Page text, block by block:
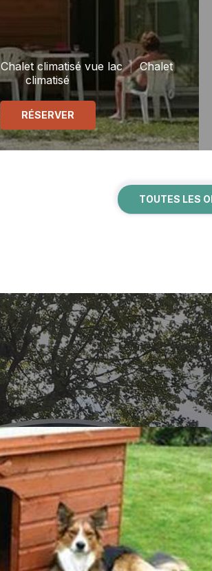
Chalet climatisé vue lac | Chalet
climatisé
RÉSERVER
TOUTES LES